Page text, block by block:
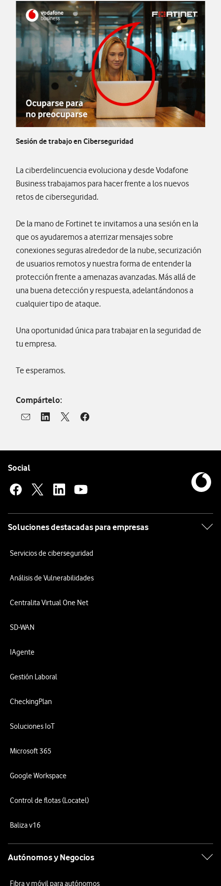
Sesión de trabajo en Ciberseguridad
La ciberdelincuencia evoluciona y desde Vodafone
Business trabajamos para hacer frente a los nuevos
retos de ciberseguridad.
De la mano de Fortinet te invitamos a una sesión en la
que os ayudaremos a aterrizar mensajes sobre
conexiones seguras alrededor de la nube, securización
de usuarios remotos y nuestra forma de entender la
protección frente a amenazas avanzadas. Más allá de
una buena detección y respuesta, adelantándonos a
cualquier tipo de ataque.
Una oportunidad única para trabajar en la seguridad de
tu empresa.
Te esperamos.
Compártelo:
Abrir ventana para compartir en mail
Abrir ventana para compartir en linkedin
Abrir ventana para compartir en twitter
Abrir ventana para compartir en facebook
Social
Soluciones destacadas para empresas
Servicios de ciberseguridad
Análisis de Vulnerabilidades
Centralita Virtual One Net
SD-WAN
IAgente
Gestión Laboral
CheckingPlan
Soluciones IoT
Microsoft 365
Google Workspace
Control de flotas (Locatel)
Baliza v16
Autónomos y Negocios
Fibra y móvil para autónomos